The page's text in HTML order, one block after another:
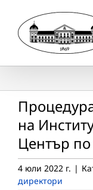
content
на
Център по
4 юли 2022 г. |
директори